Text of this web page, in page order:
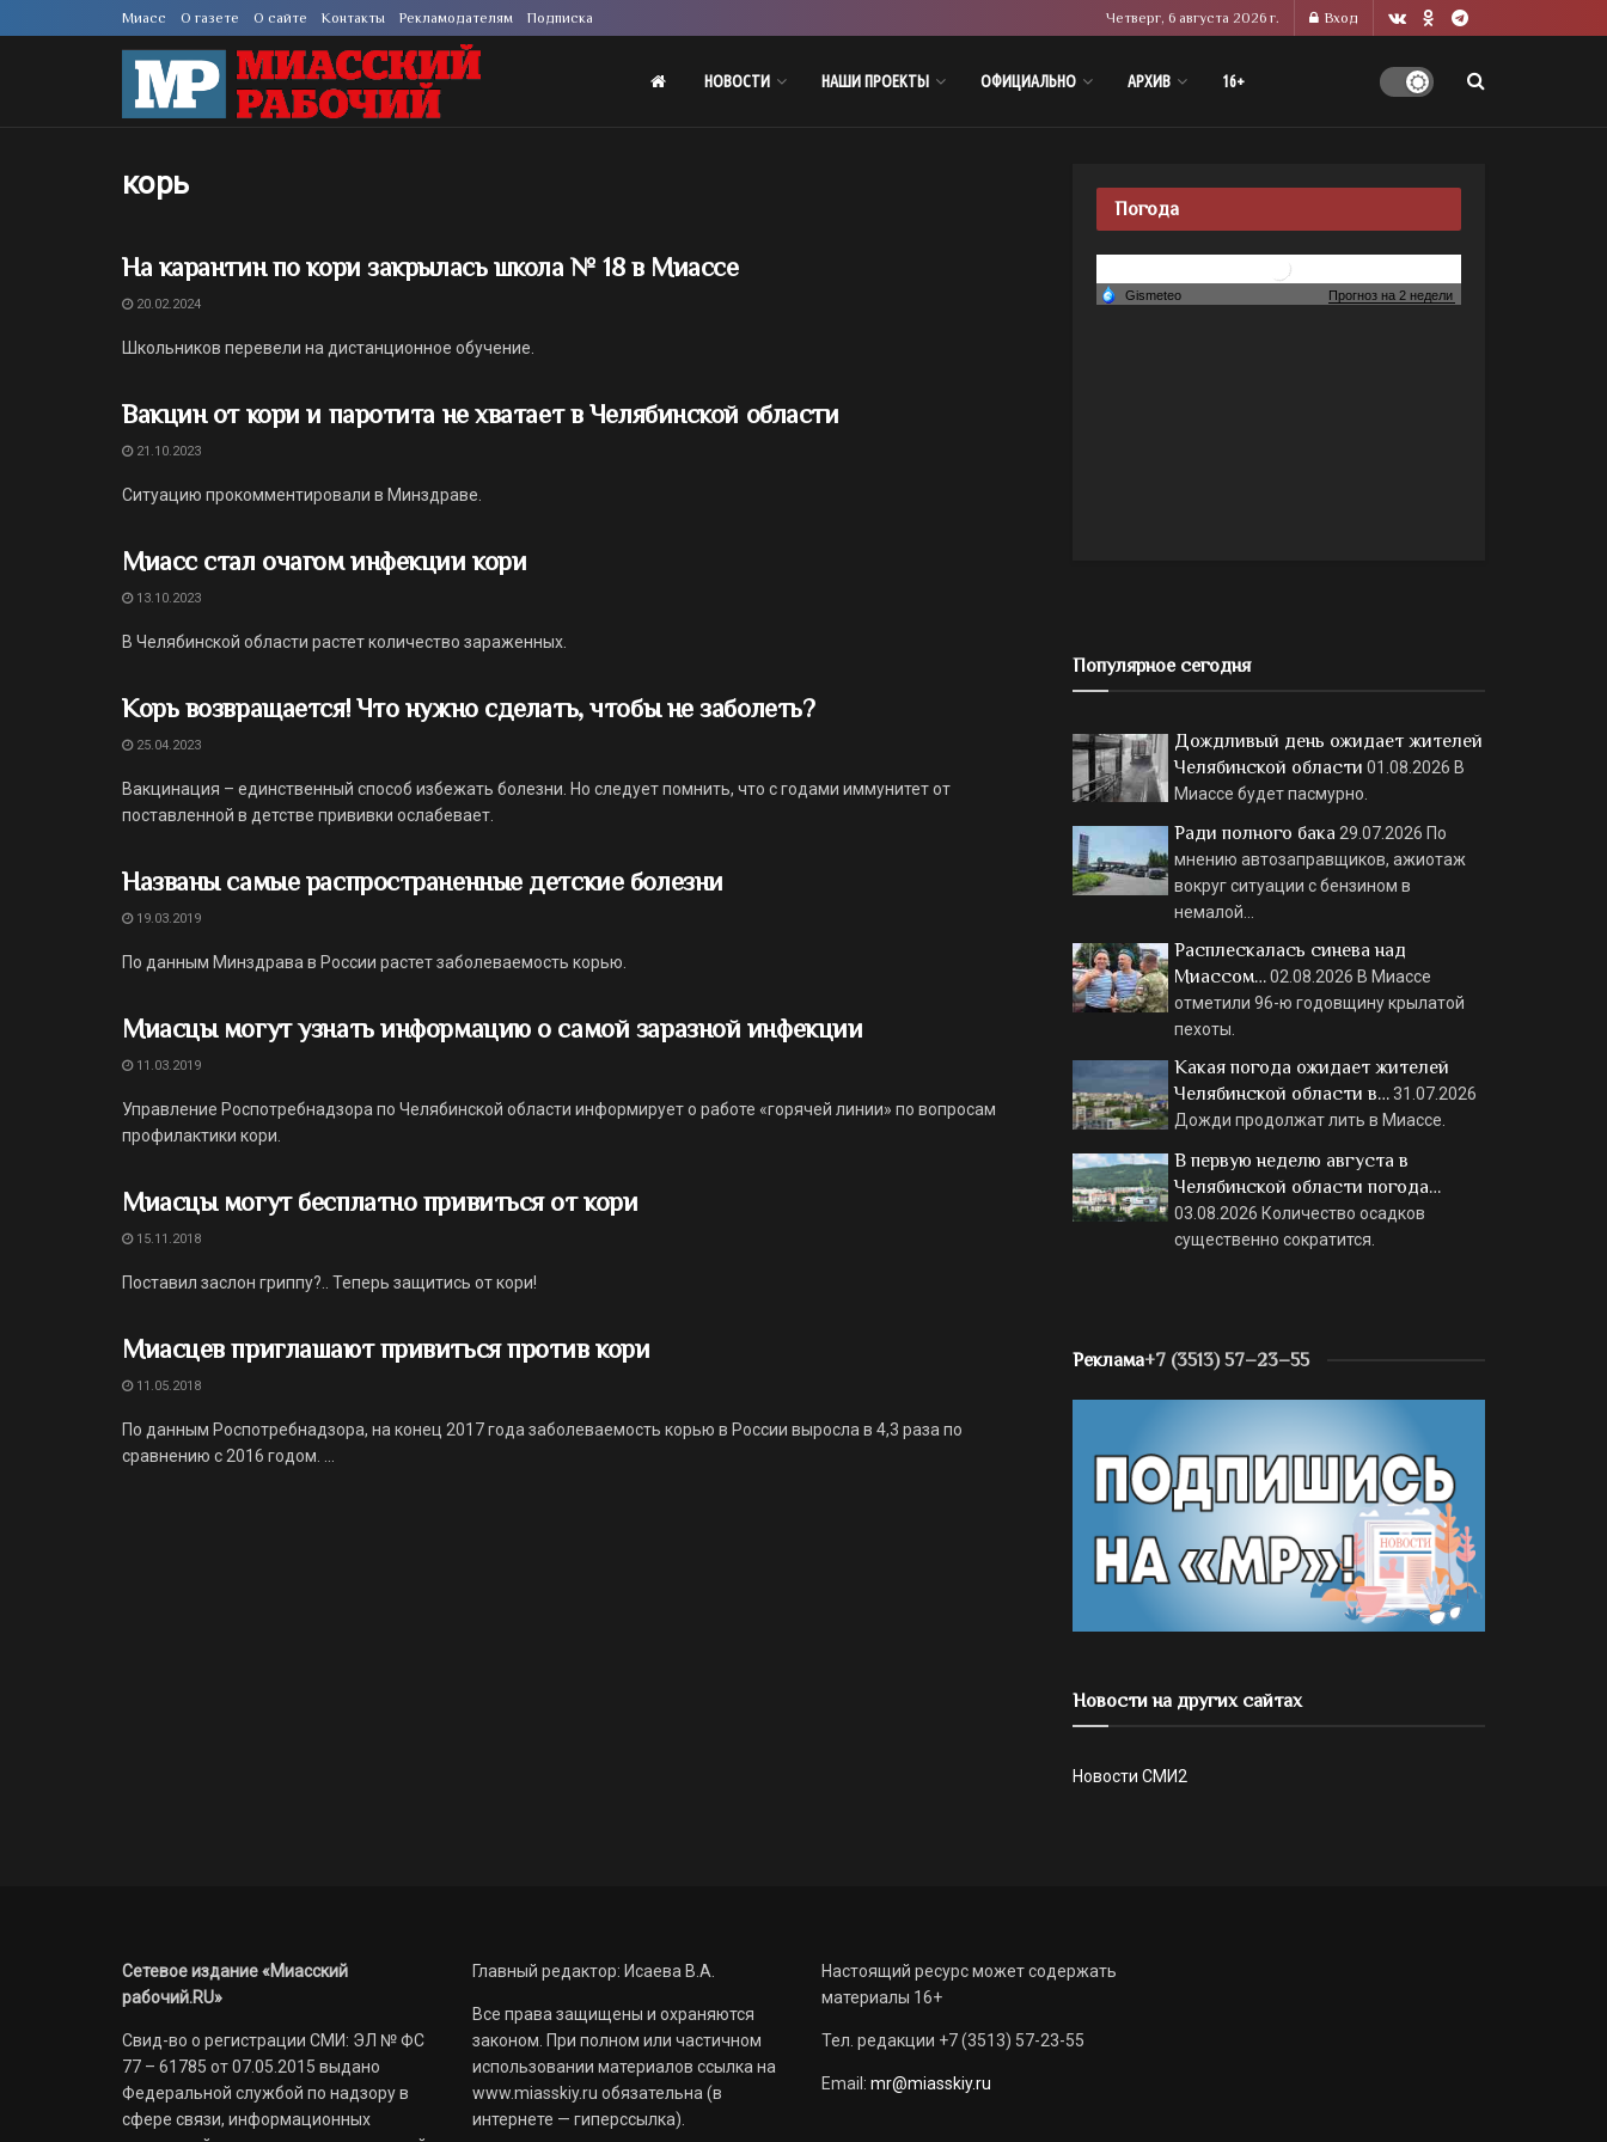
Миасс О газете О сайте Контакты Рекламодателям Подписка Четверг, 6 августа 2026 г. Вход
НОВОСТИ НАШИ ПРОЕКТЫ ОФИЦИАЛЬНО АРХИВ 16+
корь
На карантин по кори закрылась школа № 18 в Миассе
20.02.2024
Школьников перевели на дистанционное обучение.
Вакцин от кори и паротита не хватает в Челябинской области
21.10.2023
Ситуацию прокомментировали в Минздраве.
Миасс стал очагом инфекции кори
13.10.2023
В Челябинской области растет количество зараженных.
Корь возвращается! Что нужно сделать, чтобы не заболеть?
25.04.2023
Вакцинация – единственный способ избежать болезни. Но следует помнить, что с годами иммунитет от
поставленной в детстве прививки ослабевает.
Названы самые распространенные детские болезни
19.03.2019
По данным Минздрава в России растет заболеваемость корью.
Миасцы могут узнать информацию о самой заразной инфекции
11.03.2019
Управление Роспотребнадзора по Челябинской области информирует о работе «горячей линии» по вопросам
профилактики кори.
Миасцы могут бесплатно привиться от кори
15.11.2018
Поставил заслон гриппу?.. Теперь защитись от кори!
Миасцев приглашают привиться против кори
11.05.2018
По данным Роспотребнадзора, на конец 2017 года заболеваемость корью в России выросла в 4,3 раза по
сравнению с 2016 годом. ...
Погода
Популярное сегодня
Дождливый день ожидает жителей
Челябинской области 01.08.2026 В
Миассе будет пасмурно.
Ради полного бака 29.07.2026 По
мнению автозаправщиков, ажиотаж
вокруг ситуации с бензином в
немалой…
Расплескалась синева над
Миассом…02.08.2026 В Миассе
отметили 96-ю годовщину крылатой
пехоты.
Какая погода ожидает жителей
Челябинской области в…31.07.2026
Дожди продолжат лить в Миассе.
В первую неделю августа в
Челябинской области погода…
03.08.2026 Количество осадков
существенно сократится.
Реклама+7 (3513) 57–23–55
Новости на других сайтах
Новости СМИ2
Сетевое издание «Миасский
рабочий.RU»
Свид-во о регистрации СМИ: ЭЛ № ФС
77 – 61785 от 07.05.2015 выдано
Федеральной службой по надзору в
сфере связи, информационных
Главный редактор: Исаева В.А.
Все права защищены и охраняются
законом. При полном или частичном
использовании материалов ссылка на
www.miasskiy.ru обязательна (в
интернете — гиперссылка).
Настоящий ресурс может содержать
материалы 16+
Тел. редакции +7 (3513) 57-23-55
Email: mr@miasskiy.ru